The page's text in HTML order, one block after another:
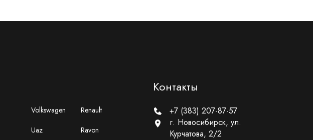
Volkswagen
Renault
Uaz
Ravon
Контакты
+7 (383) 207-87-57
г. Новосибирск, ул.
Курчатова, 2/2